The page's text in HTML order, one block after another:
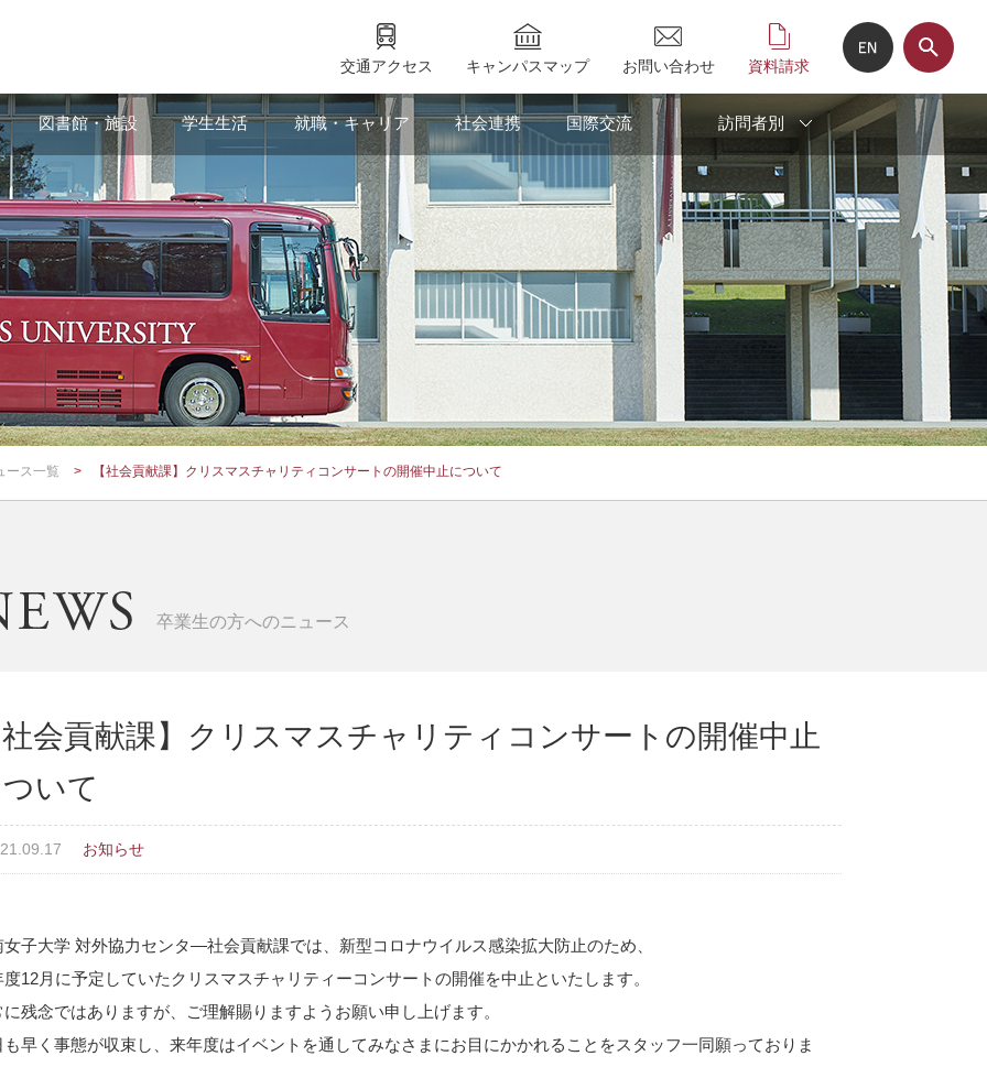
交通アクセス キャンパスマップ お問い合わせ 資料請求
図書館・施設 学生生活 就職・キャリア 社会連携 国際交流 訪問者別
ース一覧 【社会貢献課】クリスマスチャリティコンサートの開催中止について
卒業生の方へのニュース
社会貢献課】クリスマスチャリティコンサートの開催中止
ついて
お知らせ
女子大学 対外協力センタ―社会貢献課では、新型コロナウイルス感染拡大防止のため、
度12月に予定していたクリスマスチャリティーコンサートの開催を中止といたします。
に残念ではありますが、ご理解賜りますようお願い申し上げます。
も早く事態が収束し、来年度はイベントを通してみなさまにお目にかかれることをスタッフ一同願っておりま